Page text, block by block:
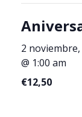
2 noviembre,
@ 1:00 am
€12,50